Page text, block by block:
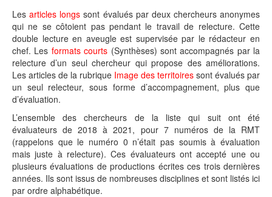
Lesarticles longs sont évalués par deux chercheurs anonymes
qui ne se côtoient pas pendant le travail de relecture. Cette
double lecture en aveugle est supervisée par le rédacteur en
chef. Les formats courts (Synthèses) sont accompagnés par la
relecture d’un seul chercheur qui propose des améliorations.
Les articles de la rubrique Image des territoires sont évalués par
un seul relecteur, sous forme d’accompagnement, plus que
d’évaluation.
L’ensemble des chercheurs de la liste qui suit ont été
évaluateurs de 2018 à 2021, pour 7 numéros de la RMT
(rappelons que le numéro 0 n’était pas soumis à évaluation
mais juste à relecture). Ces évaluateurs ont accepté une ou
plusieurs évaluations de productions écrites ces trois dernières
années. Ils sont issus de nombreuses disciplines et sont listés ici
par ordre alphabétique.